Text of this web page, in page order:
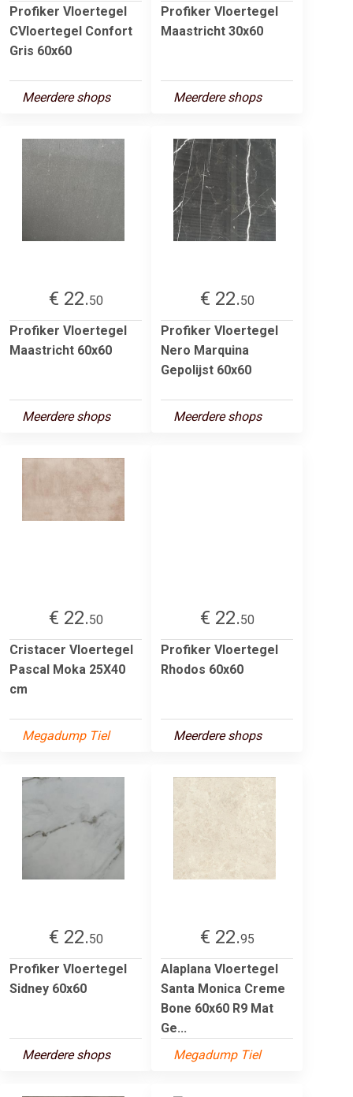
Profiker Vloertegel
CVloertegel Confort
Gris 60x60
Meerdere shops
Profiker Vloertegel
Maastricht 30x60
Meerdere shops
€ 22.50
Profiker Vloertegel
Maastricht 60x60
Meerdere shops
€ 22.50
Profiker Vloertegel
Nero Marquina
Gepolijst 60x60
Meerdere shops
€ 22.50
Cristacer Vloertegel
Pascal Moka 25X40
cm
Megadump Tiel
€ 22.50
Profiker Vloertegel
Rhodos 60x60
Meerdere shops
€ 22.50
Profiker Vloertegel
Sidney 60x60
Meerdere shops
€ 22.95
Alaplana Vloertegel
Santa Monica Creme
Bone 60x60 R9 Mat
Ge...
Megadump Tiel